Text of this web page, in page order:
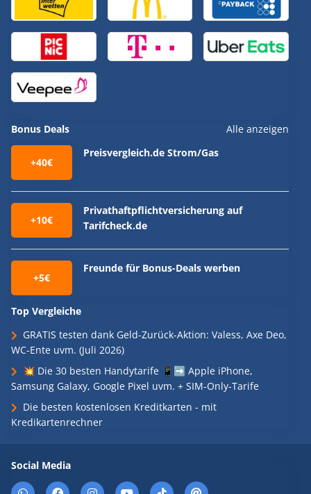
Bonus Deals Alle anzeigen
+40€
Preisvergleich.de Strom/Gas
+10€
Privathaftpflichtversicherung auf
Tarifcheck.de
+5€
Freunde für Bonus-Deals werben
Top Vergleiche
GRATIS testen dank Geld-Zurück-Aktion: Valess, Axe Deo,
WC-Ente uvm. (Juli 2026)
💥 Die 30 besten Handytarife 📱➡️ Apple iPhone,
Samsung Galaxy, Google Pixel uvm. + SIM-Only-Tarife
Die besten kostenlosen Kreditkarten - mit
Kredikartenrechner
Social Media